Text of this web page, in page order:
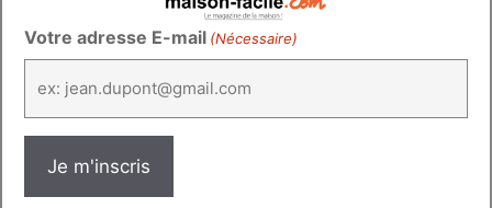
Votre adresse E-mail (Nécessaire)